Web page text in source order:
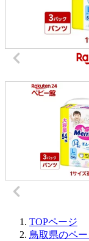
TOPページ
鳥取県のペ